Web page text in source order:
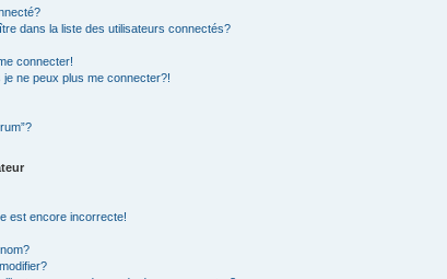
dans la liste des utilisateurs connectés?
connecter!
ne peux plus me connecter?!
est encore incorrecte!